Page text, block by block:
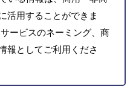
活用することができま
ービスのネーミング、商
報としてご利用くださ